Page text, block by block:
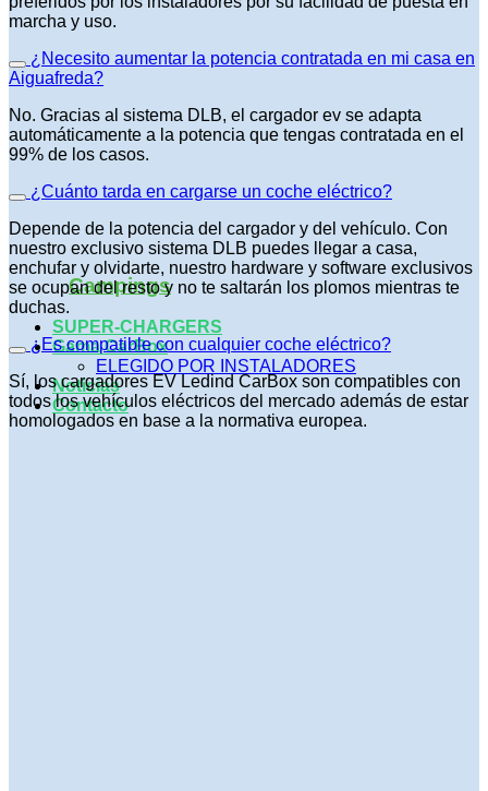
Campings
SUPER-CHARGERS
Gama CarBox
ELEGIDO POR INSTALADORES
Noticias
Contacto
marcha y uso.
¿Necesito aumentar la potencia contratada en mi casa en
Aiguafreda?
No. Gracias al sistema DLB, el cargador ev se adapta
automáticamente a la potencia que tengas contratada en el
99% de los casos.
¿Cuánto tarda en cargarse un coche eléctrico?
Depende de la potencia del cargador y del vehículo. Con
nuestro exclusivo sistema DLB puedes llegar a casa,
enchufar y olvidarte, nuestro hardware y software exclusivos
se ocupan del resto y no te saltarán los plomos mientras te
duchas.
¿Es compatible con cualquier coche eléctrico?
Sí, los cargadores EV Ledind CarBox son compatibles con
todos los vehículos eléctricos del mercado además de estar
homologados en base a la normativa europea.